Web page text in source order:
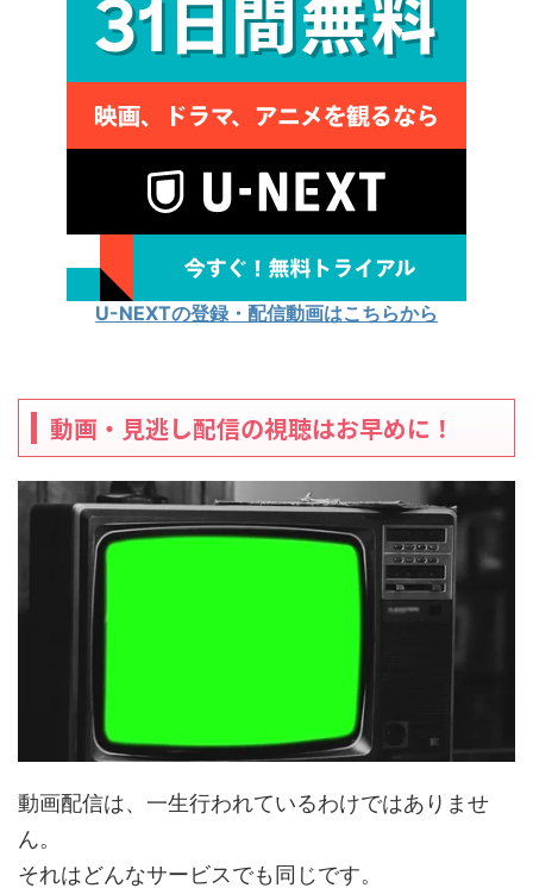
U-NEXTの登録・配信動画はこちらから
動画・見逃し配信の視聴はお早めに！
動画配信は、一生行われているわけではありませ
ん。
それはどんなサービスでも同じです。